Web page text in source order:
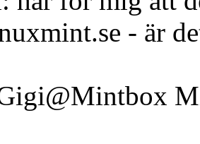
- är